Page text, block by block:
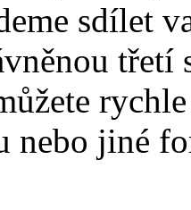
sdílet
třetí
nebo jiné